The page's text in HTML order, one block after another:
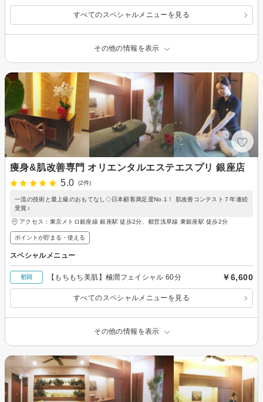
すべてのスペシャルメニューを見る
その他の情報を表示
痩身&肌改善専門 オリエンタルエステエスプリ 銀座店
5.0
(2件)
一流の技術と最上級のおもてなし◇日本顧客満足度No.1！ 肌改善コンテスト７年連続
受賞♪
アクセス：東京メトロ銀座線 銀座駅 徒歩2分、都営浅草線 東銀座駅 徒歩2分
ポイントが貯まる・使える
スペシャルメニュー
初回 【もちもち美肌】極潤フェイシャル 60分 ￥6,600
すべてのスペシャルメニューを見る
その他の情報を表示